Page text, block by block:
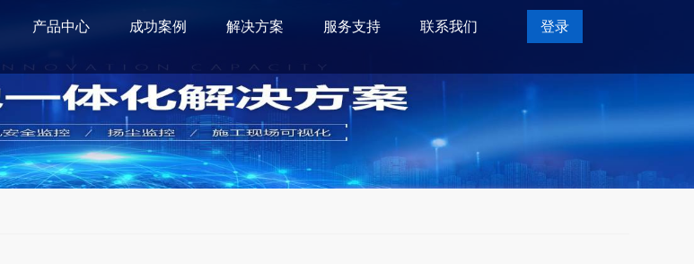
产品中心 成功案例 解决方案 服务支持 联系我们 登录